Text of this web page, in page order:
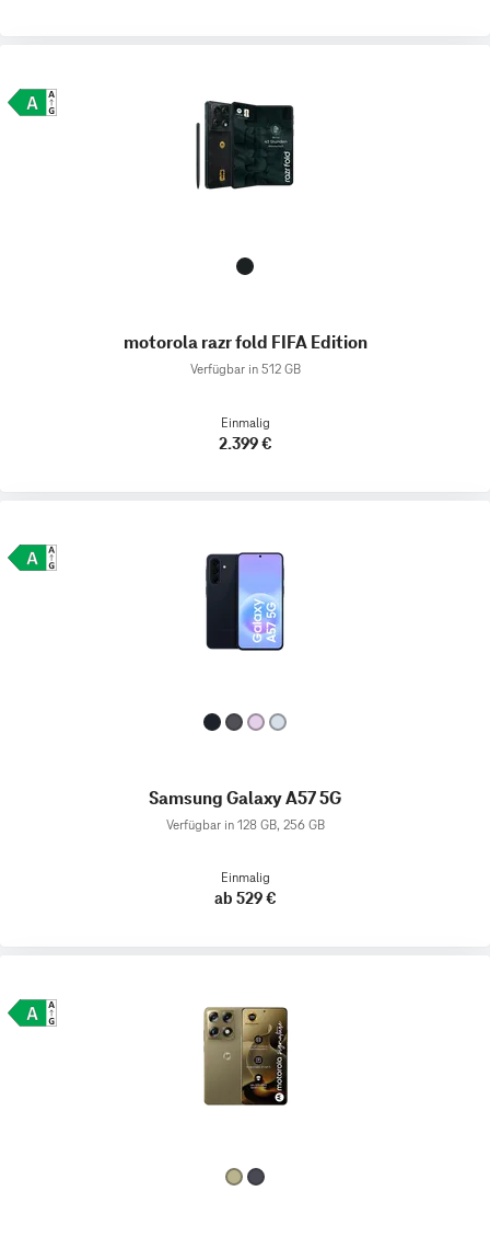
motorola razr fold FIFA Edition
Verfügbar in 512 GB
Einmalig
2.399 €
Samsung Galaxy A57 5G
Verfügbar in 128 GB, 256 GB
Einmalig
ab 529 €